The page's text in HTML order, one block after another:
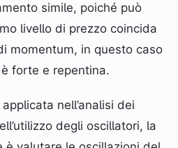
simile, poiché può
livello di prezzo coincida
momentum, in questo caso
è forte e repentina.
nell’analisi dei
degli oscillatori, la